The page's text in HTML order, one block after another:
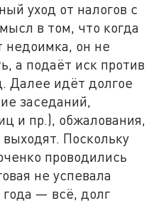
уход от налогов с
в том, что когда
недоимка, он не
а подаёт иск против
Далее идёт долгое
заседаний,
и пр.), обжалования,
Поскольку
проводились
не успевала
года — всё, долг